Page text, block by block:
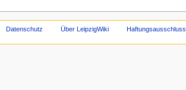
Datenschutz Über LeipzigWiki Haftungsausschluss